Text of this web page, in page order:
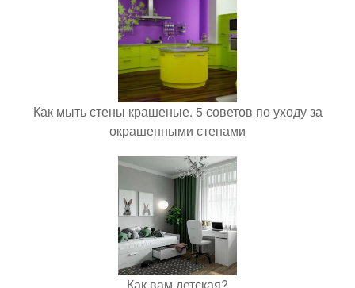
Как мыть стены крашеные. 5 советов по уходу за
окрашенными стенами
Как вам детская?